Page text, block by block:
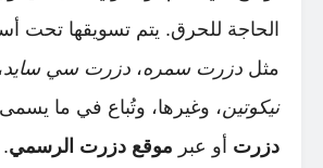
الحاجة للحرق. يتم تسويقها تحت
مثل دزرت سمره، دزرت سي سايد،
نيكوتين، وغيرها، وتُباع في ما يسمى
دزرت أو عبر موقع دزرت الرسمي.